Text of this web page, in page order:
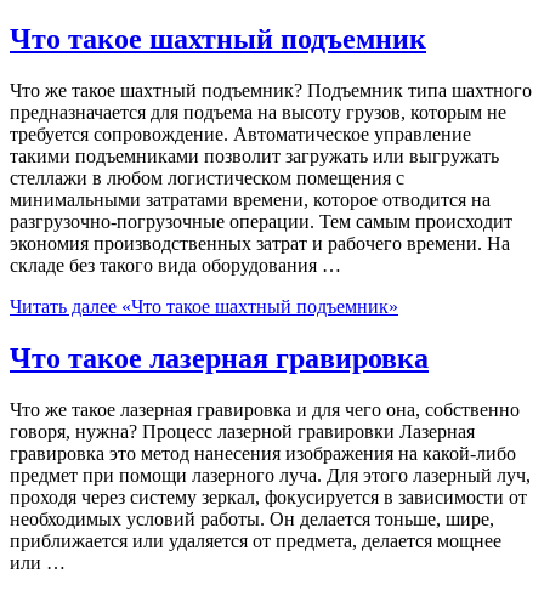
Что такое шахтный подъемник
Что же такое шахтный подъемник? Подъемник типа шахтного
предназначается для подъема на высоту грузов, которым не
требуется сопровождение. Автоматическое управление
такими подъемниками позволит загружать или выгружать
стеллажи в любом логистическом помещения с
минимальными затратами времени, которое отводится на
разгрузочно-погрузочные операции. Тем самым происходит
экономия производственных затрат и рабочего времени. На
складе без такого вида оборудования …
Читать далее «Что такое шахтный подъемник»
Что такое лазерная гравировка
Что же такое лазерная гравировка и для чего она, собственно
говоря, нужна? Процесс лазерной гравировки Лазерная
гравировка это метод нанесения изображения на какой-либо
предмет при помощи лазерного луча. Для этого лазерный луч,
проходя через систему зеркал, фокусируется в зависимости от
необходимых условий работы. Он делается тоньше, шире,
приближается или удаляется от предмета, делается мощнее
или …